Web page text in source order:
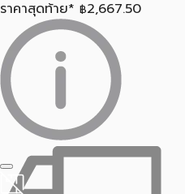
ราคาสุดท้าย* ฿2,667.50